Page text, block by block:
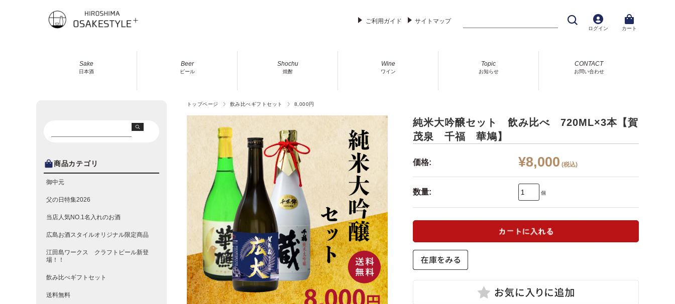
ご利用ガイド サイトマップ
ログイン カート
Sake
日本酒
Beer
ビール
Shochu
焼酎
Wine
ワイン
Topic
お知らせ
CONTACT
お問い合わせ
トップページ 飲み比べギフトセット 8,000円
純米大吟醸セット 飲み比べ 720ML×3本【賀
茂泉 千福 華鳩】
価格: ¥8,000 (税込)
数量: 個
商品カテゴリ
御中元
父の日特集2026
当店人気NO.1名入れのお酒
広島お酒スタイルオリジナル限定商品
江田島ワークス クラフトビール新登
場！！
飲み比べギフトセット
送料無料